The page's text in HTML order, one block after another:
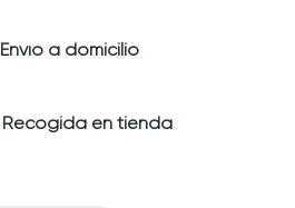
Envío a domicilio
Recogida en tienda